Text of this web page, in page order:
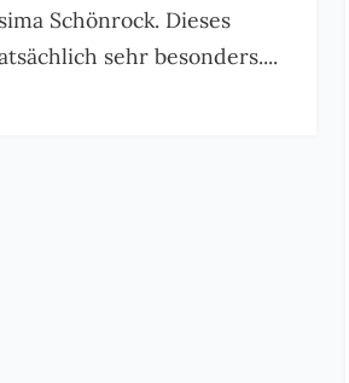
Schönrock. Dieses
sehr besonders....